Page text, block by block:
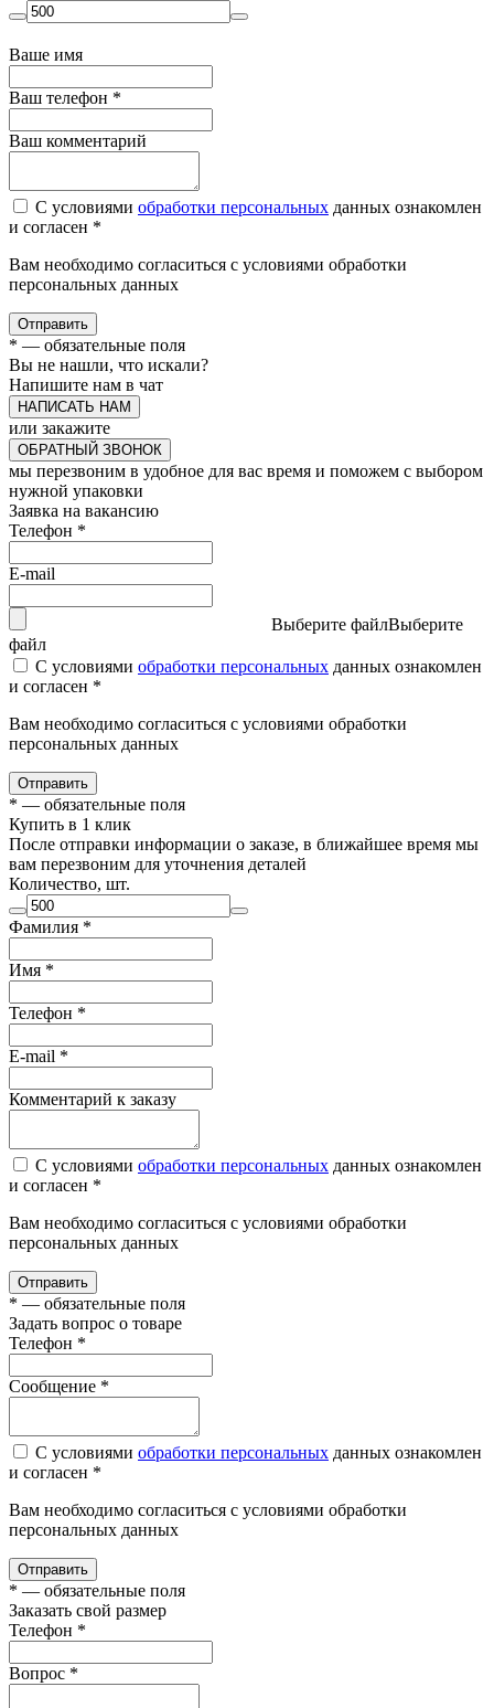
Ваше имя
Ваш телефон *
Ваш комментарий
С условиями обработки персональных данных ознакомлен
и согласен *
Вам необходимо согласиться с условиями обработки
персональных данных
Отправить
* — обязательные поля
Вы не нашли, что искали?
Напишите нам в чат
НАПИСАТЬ НАМ
или закажите
ОБРАТНЫЙ ЗВОНОК
мы перезвоним в удобное для вас время и поможем с выбором
нужной упаковки
Заявка на вакансию
Телефон *
E-mail
Выберите файлВыберите
файл
С условиями обработки персональных данных ознакомлен
и согласен *
Вам необходимо согласиться с условиями обработки
персональных данных
Отправить
* — обязательные поля
Купить в 1 клик
После отправки информации о заказе, в ближайшее время мы
вам перезвоним для уточнения деталей
Количество, шт.
Фамилия *
Имя *
Телефон *
E-mail *
Комментарий к заказу
С условиями обработки персональных данных ознакомлен
и согласен *
Вам необходимо согласиться с условиями обработки
персональных данных
Отправить
* — обязательные поля
Задать вопрос о товаре
Телефон *
Сообщение *
С условиями обработки персональных данных ознакомлен
и согласен *
Вам необходимо согласиться с условиями обработки
персональных данных
Отправить
* — обязательные поля
Заказать свой размер
Телефон *
Вопроc *